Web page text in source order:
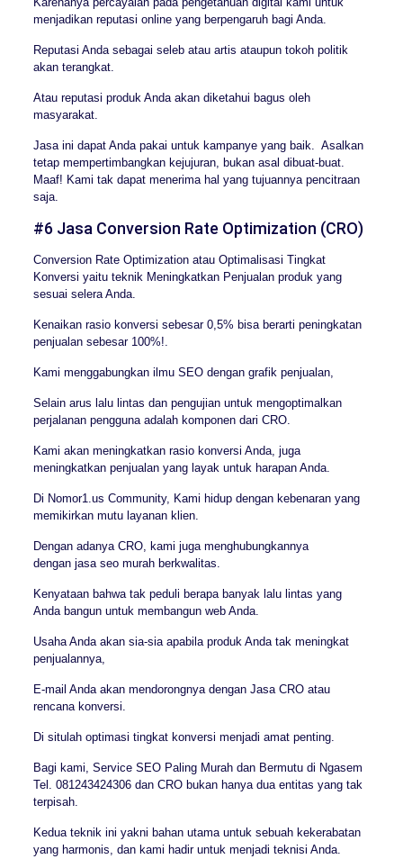
menjadikan reputasi online yang berpengaruh bagi Anda.
Reputasi Anda sebagai seleb atau artis ataupun tokoh politik
akan terangkat.
Atau reputasi produk Anda akan diketahui bagus oleh
masyarakat.
Jasa ini dapat Anda pakai untuk kampanye yang baik. Asalkan
tetap mempertimbangkan kejujuran, bukan asal dibuat-buat.
Maaf! Kami tak dapat menerima hal yang tujuannya pencitraan
saja.
#6 Jasa Conversion Rate Optimization (CRO)
Conversion Rate Optimization atau Optimalisasi Tingkat
Konversi yaitu teknik Meningkatkan Penjualan produk yang
sesuai selera Anda.
Kenaikan rasio konversi sebesar 0,5% bisa berarti peningkatan
penjualan sebesar 100%!.
Kami menggabungkan ilmu SEO dengan grafik penjualan,
Selain arus lalu lintas dan pengujian untuk mengoptimalkan
perjalanan pengguna adalah komponen dari CRO.
Kami akan meningkatkan rasio konversi Anda, juga
meningkatkan penjualan yang layak untuk harapan Anda.
Di Nomor1.us Community, Kami hidup dengan kebenaran yang
memikirkan mutu layanan klien.
Dengan adanya CRO, kami juga menghubungkannya
dengan jasa seo murah berkwalitas.
Kenyataan bahwa tak peduli berapa banyak lalu lintas yang
Anda bangun untuk membangun web Anda.
Usaha Anda akan sia-sia apabila produk Anda tak meningkat
penjualannya,
E-mail Anda akan mendorongnya dengan Jasa CRO atau
rencana konversi.
Di situlah optimasi tingkat konversi menjadi amat penting.
Bagi kami, Service SEO Paling Murah dan Bermutu di Ngasem
Tel. 081243424306 dan CRO bukan hanya dua entitas yang tak
terpisah.
Kedua teknik ini yakni bahan utama untuk sebuah kekerabatan
yang harmonis, dan kami hadir untuk menjadi teknisi Anda.